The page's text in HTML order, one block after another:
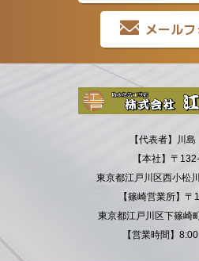
メール
【代表者】川
【本社】〒
東京都江戸川区西小松
【篠崎営業所】
東京都江戸川区下篠崎
【営業時間】